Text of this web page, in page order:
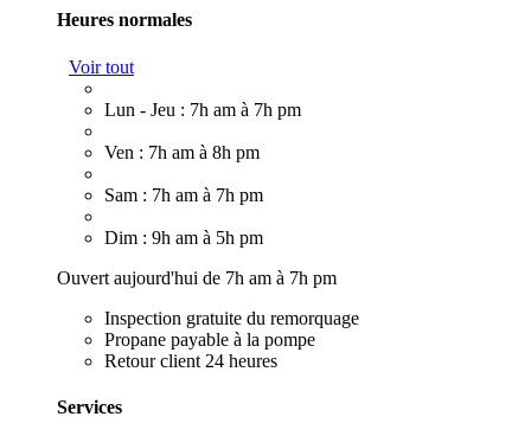
Heures normales
Voir tout
Lun - Jeu : 7h am à 7h pm
Ven : 7h am à 8h pm
Sam : 7h am à 7h pm
Dim : 9h am à 5h pm
Ouvert aujourd'hui de 7h am à 7h pm
Inspection gratuite du remorquage
Propane payable à la pompe
Retour client 24 heures
Services